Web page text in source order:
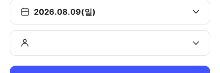
2026.08.09(일)